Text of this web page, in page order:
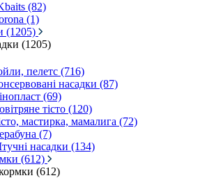
(82)
(1)
(1205)
(1205)
пелетс (716)
насадки (87)
(69)
тісто (120)
мастирка, мамалига (72)
(7)
насадки (134)
(612)
(612)